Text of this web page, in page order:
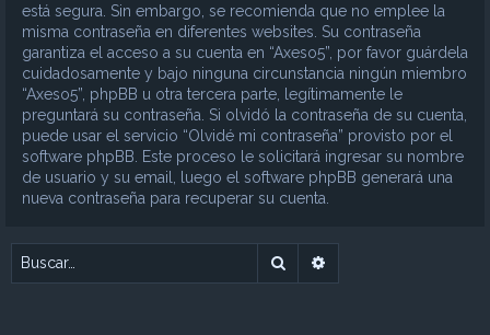
está segura. Sin embargo, se recomienda que no emplee la
misma contraseña en diferentes websites. Su contraseña
garantiza el acceso a su cuenta en “Axeso5”, por favor guárdela
cuidadosamente y bajo ninguna circunstancia ningún miembro
“Axeso5”, phpBB u otra tercera parte, legítimamente le
preguntará su contraseña. Si olvidó la contraseña de su cuenta,
puede usar el servicio “Olvidé mi contraseña” provisto por el
software phpBB. Este proceso le solicitará ingresar su nombre
de usuario y su email, luego el software phpBB generará una
nueva contraseña para recuperar su cuenta.
Buscar